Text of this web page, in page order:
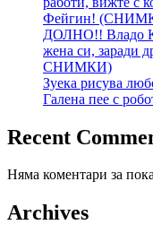
Фейгин!
ДОЛНО!! Владо
жена си, заради
СНИМКИ)
Зуека рисува
Галена пее с
Recent
Няма коментари за
Archives